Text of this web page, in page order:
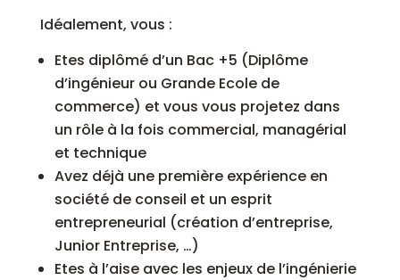
Idéalement, vous :
Etes diplômé d’un Bac +5 (Diplôme
d’ingénieur ou Grande Ecole de
commerce) et vous vous projetez dans
un rôle à la fois commercial, managérial
et technique
Avez déjà une première expérience en
société de conseil et un esprit
entrepreneurial (création d’entreprise,
Junior Entreprise, …)
Etes à l’aise avec les enjeux de l’ingénierie